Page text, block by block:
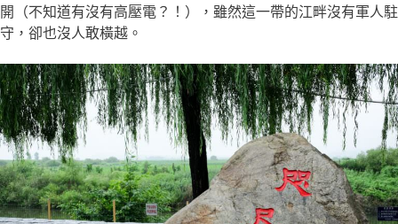
開（不知道有沒有高壓電？！），雖然這一帶的江畔沒有軍人駐
守，卻也沒人敢橫越。